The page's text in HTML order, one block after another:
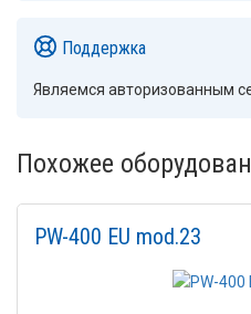
Поддержка
Являемся авторизованным
Похожее
PW-400 EU mod.23